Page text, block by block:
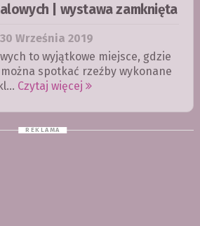
| wystawa zamknięta
Września 2019
to wyjątkowe miejsce, gdzie
spotkać rzeźby wykonane
Czytaj więcej